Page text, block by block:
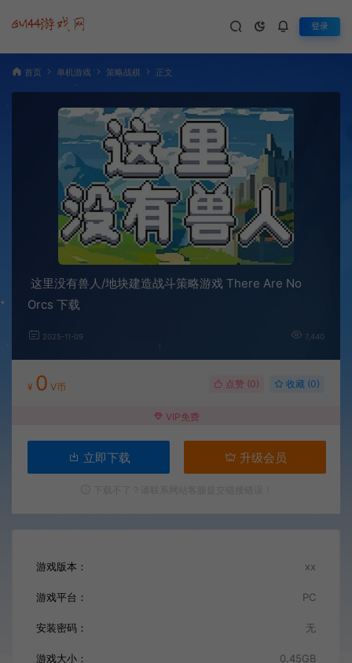
登录
首页 单机游戏 策略战棋 正文
这里没有兽人/地块建造战斗策略游戏 There Are No
Orcs 下载
2025-11-09 7,440
¥ 0 V币 点赞 (0) 收藏 (0)
VIP免费
立即下载 升级会员
游戏版本： xx
游戏平台： PC
安装密码： 无
游戏大小： 0.45GB